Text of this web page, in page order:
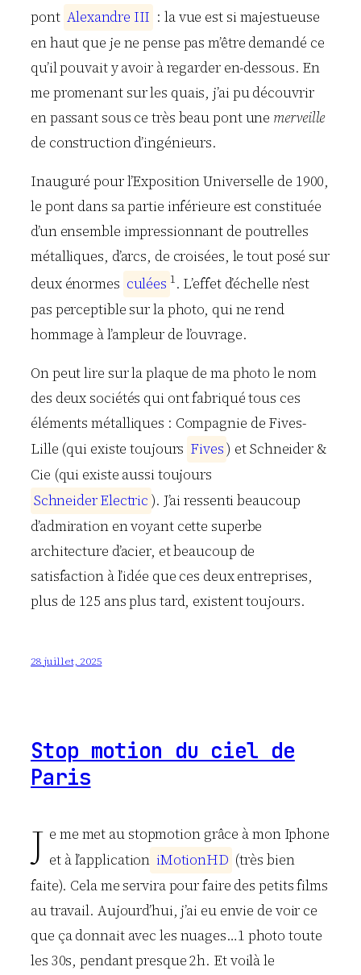
pont Alexandre III : la vue est si majestueuse
en haut que je ne pense pas m’être demandé ce
qu’il pouvait y avoir à regarder en-dessous. En
me promenant sur les quais, j’ai pu découvrir
en passant sous ce très beau pont une merveille
de construction d’ingénieurs.
Inauguré pour l’Exposition Universelle de 1900,
le pont dans sa partie inférieure est constituée
d’un ensemble impressionnant de poutrelles
métalliques, d’arcs, de croisées, le tout posé sur
deux énormes culées 1. L’effet d’échelle n’est
pas perceptible sur la photo, qui ne rend
hommage à l’ampleur de l’ouvrage.
On peut lire sur la plaque de ma photo le nom
des deux sociétés qui ont fabriqué tous ces
éléments métalliques : Compagnie de Fives-
Lille (qui existe toujours Fives) et Schneider &
Cie (qui existe aussi toujours
SchneiderElectric ). J’ai ressenti beaucoup
d’admiration en voyant cette superbe
architecture d’acier, et beaucoup de
satisfaction à l’idée que ces deux entreprises,
plus de 125 ans plus tard, existent toujours.
28 juillet, 2025
Stop motion du ciel de
Paris
J e me met au stopmotion grâce à mon Iphone
et à l’application iMotionHD (très bien
faite). Cela me servira pour faire des petits films
au travail. Aujourd’hui, j’ai eu envie de voir ce
que ça donnait avec les nuages…1 photo toute
les 30s, pendant presque 2h. Et voilà le